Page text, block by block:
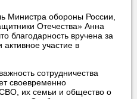
Министра обороны России,
Отечества» Анна
благодарность вручена за
участие в
сотрудничества
своевременно
их семьи и общество о